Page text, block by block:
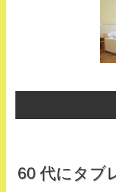
60 代にタブ